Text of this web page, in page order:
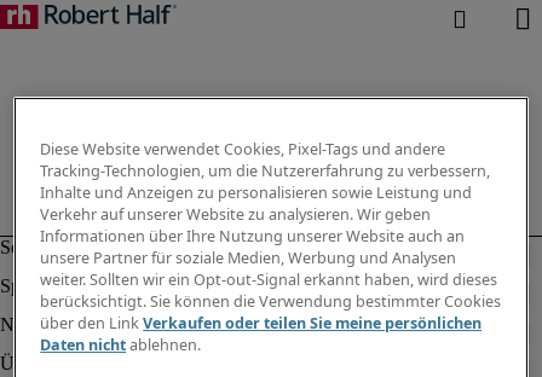
Diese Website verwendet Cookies, Pixel-Tags und andere
Tracking-Technologien, um die Nutzererfahrung zu verbessern,
Inhalte und Anzeigen zu personalisieren sowie Leistung und
Verkehr auf unserer Website zu analysieren. Wir geben
Informationen über Ihre Nutzung unserer Website auch an
unsere Partner für soziale Medien, Werbung und Analysen
weiter. Sollten wir ein Opt-out-Signal erkannt haben, wird dieses
berücksichtigt. Sie können die Verwendung bestimmter Cookies
über den LinkVerkaufen oder teilen Sie meine persönlichen
Daten nichtablehnen.